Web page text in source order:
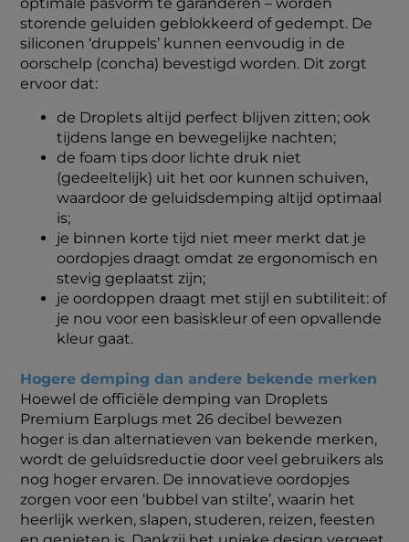
optimale pasvorm te garanderen – worden
storende geluiden geblokkeerd of gedempt. De
siliconen ‘druppels’ kunnen eenvoudig in de
oorschelp (concha) bevestigd worden. Dit zorgt
ervoor dat:
de Droplets altijd perfect blijven zitten; ook
tijdens lange en bewegelijke nachten;
de foam tips door lichte druk niet
(gedeeltelijk) uit het oor kunnen schuiven,
waardoor de geluidsdemping altijd optimaal
is;
je binnen korte tijd niet meer merkt dat je
oordopjes draagt omdat ze ergonomisch en
stevig geplaatst zijn;
je oordoppen draagt met stijl en subtiliteit: of
je nou voor een basiskleur of een opvallende
kleur gaat.
Hogere demping dan andere bekende merken
Hoewel de officiële demping van Droplets
Premium Earplugs met 26 decibel bewezen
hoger is dan alternatieven van bekende merken,
wordt de geluidsreductie door veel gebruikers als
nog hoger ervaren. De innovatieve oordopjes
zorgen voor een ‘bubbel van stilte’, waarin het
heerlijk werken, slapen, studeren, reizen, feesten